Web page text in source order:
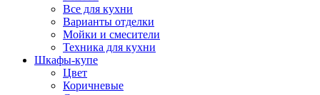
Все для кухни
Варианты отделки
Мойки и смесители
Техника для кухни
Шкафы-купе
Цвет
Коричневые